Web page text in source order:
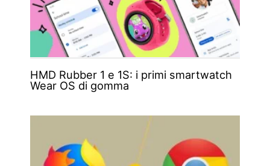
HMD Rubber 1 e 1S: i primi smartwatch
Wear OS di gomma